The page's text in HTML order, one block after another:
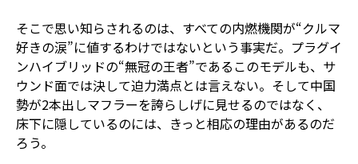
そこで思い知らされるのは、すべての内燃機関が“クルマ
好きの涙”に値するわけではないという事実だ。プラグイ
ンハイブリッドの“無冠の王者”であるこのモデルも、サ
ウンド面では決して迫力満点とは言えない。そして中国
勢が2本出しマフラーを誇らしげに見せるのではなく、
床下に隠しているのには、きっと相応の理由があるのだ
ろう。